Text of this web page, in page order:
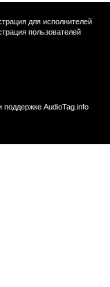
для исполнителей
пользователей
поддержке AudioTag.info